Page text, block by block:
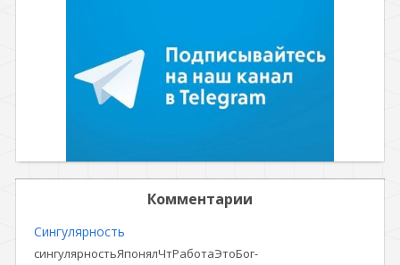
Комментарии
Сингулярность
сингулярностьЯпонялЧтРаботаЭтоБог-